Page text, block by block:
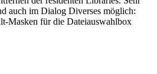
auch im Dialog Diverses möglich:
Masken für die Dateiauswahlbox